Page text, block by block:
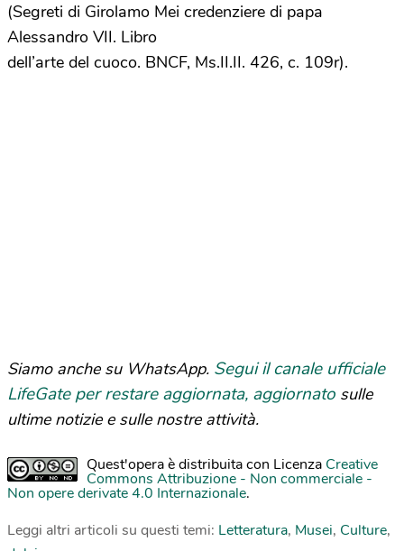
(Segreti di Girolamo Mei credenziere di papa
Alessandro VII. Libro
dell’arte del cuoco. BNCF, Ms.II.II. 426, c. 109r).
Siamo anche su WhatsApp. Segui il canale ufficiale
LifeGate per restare aggiornata, aggiornato sulle
ultime notizie e sulle nostre attività.
Quest'opera è distribuita con Licenza Creative
Commons Attribuzione - Non commerciale -
Non opere derivate 4.0 Internazionale.
Leggi altri articoli su questi temi: Letteratura, Musei, Culture,